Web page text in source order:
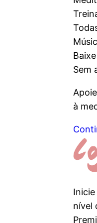
Sem
à
nível